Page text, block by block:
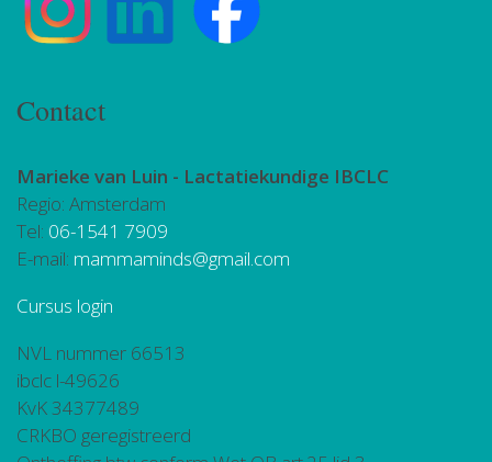
Contact
Marieke van Luin - Lactatiekundige IBCLC
Regio: Amsterdam
Tel: 06-1541 7909
E-mail: mammaminds@gmail.com
Cursus login
NVL nummer 66513
ibclc l-49626
KvK 34377489
CRKBO geregistreerd